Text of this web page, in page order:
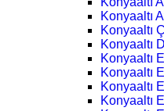
Konyaaltı
Konyaaltı
Konyaaltı
Konyaaltı
Konyaaltı
Konyaaltı
Konyaaltı